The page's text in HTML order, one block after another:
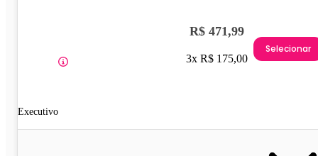
Executivo
R$ 471,99
3x R$ 175,00
Selecionar